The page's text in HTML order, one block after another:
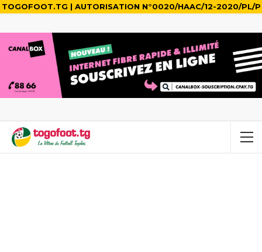
TOGOFOOT.TG | AUTORISATION N°0020/HAAC/12-2020/PL/P